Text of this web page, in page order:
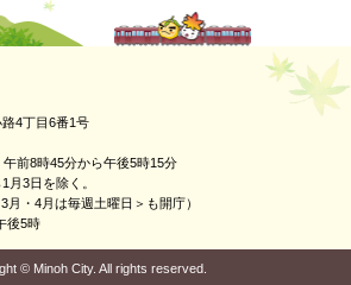
路4丁目6番1号
前8時45分から午後5時15分
月3日を除く。
・4月は毎週土曜日＞も開庁）
後5時
©Minoh City. All rights reserved.